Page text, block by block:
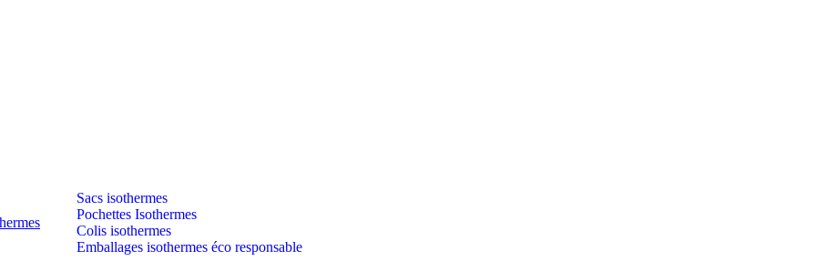
Sacs isothermes
Pochettes Isothermes
Colis isothermes
Emballages isothermes éco responsable